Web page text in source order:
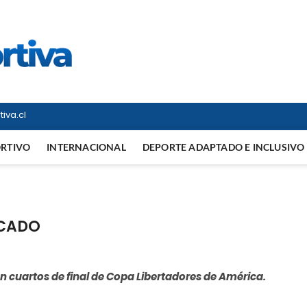
INTERNACIONAL DEPORTE ADAPTADO E INCLUSIVO
cuartos de final de Copa Libertadores de América.